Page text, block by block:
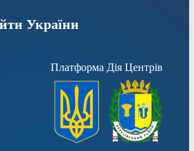
України
Платформа Дія Центрів